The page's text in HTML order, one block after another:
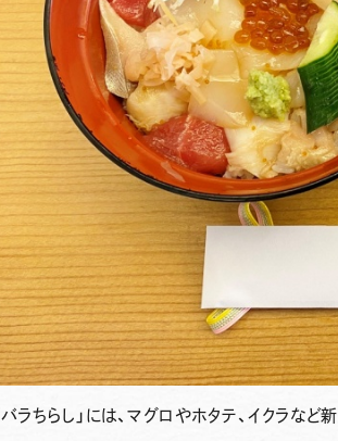
バラちらし」 には、マグロやホタテ、イクラなど